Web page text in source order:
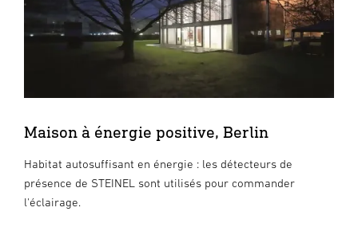
Maison à énergie positive, Berlin
Habitat autosuffisant en énergie : les détecteurs de
présence de STEINEL sont utilisés pour commander
l'éclairage.